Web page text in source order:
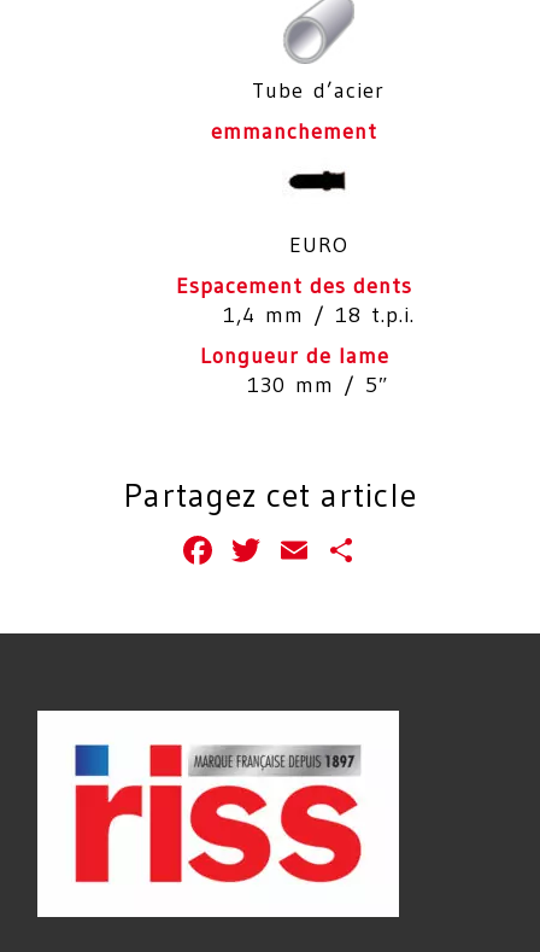
Tube d’acier
emmanchement
EURO
Espacement des dents
1,4 mm / 18 t.p.i.
Longueur de lame
130 mm / 5″
Partagez cet article
Facebook
Twitter
Email